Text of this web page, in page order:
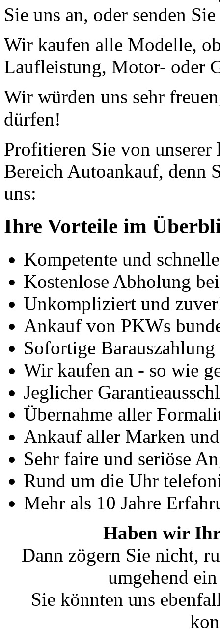
Sie uns an, oder senden
Wir kaufen alle Modelle,
Laufleistung, Motor- oder
Wir würden uns sehr
dürfen!
Profitieren Sie von
Bereich Autoankauf, denn
uns:
Ihre Vorteile im
Kompetente und
Kostenlose Abholung
Unkompliziert und
Ankauf von PKWs
Sofortige
Wir kaufen an - so wie
Jeglicher
Übernahme aller
Ankauf aller Marken
Sehr faire und seriöse
Rund um die Uhr
Mehr als 10 Jahre
Haben wir Ihr
Dann zögern Sie nicht,
umgehend
Sie könnten uns